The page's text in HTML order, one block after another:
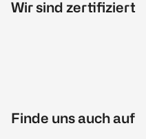
Wir sind zertifiziert
Finde uns auch auf